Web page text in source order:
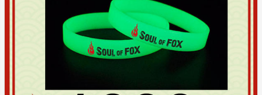
①御啼稲荷神社（みなきいなり）氏子セットコース
・A.お守り（1000円）
・B.ミニタオル（2000円）
・C.絵馬（2000円）